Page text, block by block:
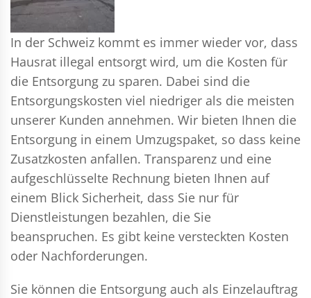
In der Schweiz kommt es immer wieder vor, dass
Hausrat illegal entsorgt wird, um die Kosten für
die Entsorgung zu sparen. Dabei sind die
Entsorgungskosten viel niedriger als die meisten
unserer Kunden annehmen. Wir bieten Ihnen die
Entsorgung in einem Umzugspaket, so dass keine
Zusatzkosten anfallen. Transparenz und eine
aufgeschlüsselte Rechnung bieten Ihnen auf
einem Blick Sicherheit, dass Sie nur für
Dienstleistungen bezahlen, die Sie
beanspruchen. Es gibt keine versteckten Kosten
oder Nachforderungen.
Sie können die Entsorgung auch als Einzelauftrag